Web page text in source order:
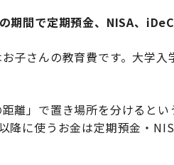
間で定期預金、NISA、
子さんの教育費です。大学
離」で置き場所を分けると
降に使うお金は定期預金・